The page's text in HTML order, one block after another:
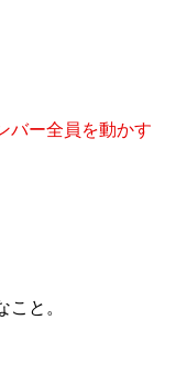
バー全員を動かす
と。